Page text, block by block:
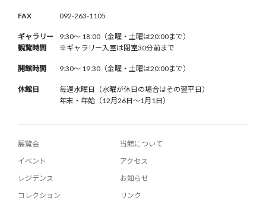
FAX 092-263-1105
ギャラリー
観覧時間
9:30〜 18:00（金曜・土曜は20:00まで）
※ギャラリー入室は閉室30分前まで
開館時間 9:30〜 19:30（金曜・土曜は20:00まで）
休館日
毎週水曜日（水曜が休日の場合はその翌平日）
年末・年始（12月26日〜1月1日）
展覧会
イベント
レジデンス
コレクション
当館について
アクセス
お知らせ
リンク